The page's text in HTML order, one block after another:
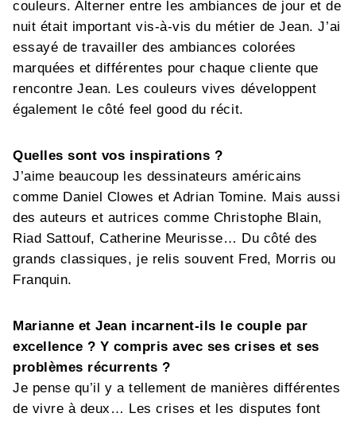
couleurs. Alterner entre les ambiances de jour et de
nuit était important vis-à-vis du métier de Jean. J’ai
essayé de travailler des ambiances colorées
marquées et différentes pour chaque cliente que
rencontre Jean. Les couleurs vives développent
également le côté feel good du récit.
Quelles sont vos inspirations ?
J’aime beaucoup les dessinateurs américains
comme Daniel Clowes et Adrian Tomine. Mais aussi
des auteurs et autrices comme Christophe Blain,
Riad Sattouf, Catherine Meurisse… Du côté des
grands classiques, je relis souvent Fred, Morris ou
Franquin.
Marianne et Jean incarnent-ils le couple par
excellence ? Y compris avec ses crises et ses
problèmes récurrents ?
Je pense qu’il y a tellement de manières différentes
de vivre à deux… Les crises et les disputes font